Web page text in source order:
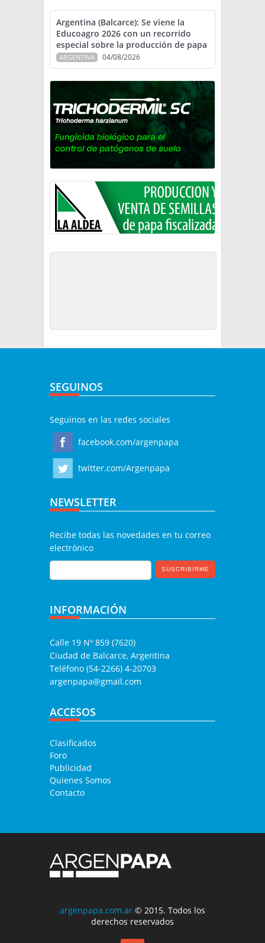
Argentina (Balcarce): Se viene la
Educoagro 2026 con un recorrido
especial sobre la producción de papa
ARGENTINA 04/08/2026
SEGUINOS
Seguinos en las redes sociales
facebook.com/argenpapa
twitter.com/Argenpapa
NEWSLETTER
Recibe todas las novedades en tu correo
electrónico
INFORMACIÓN
Calle 19 Nº 859 (7620)
Ciudad de Balcarce, Argentina
Teléfono (54-2266) 4-20703
argenpapa@gmail.com
ACCESOS
Clasificados
Foro
Publicidad
Quienes Somos
Contacto
argenpapa.com.ar © 2015. Todos los
derechos reservados